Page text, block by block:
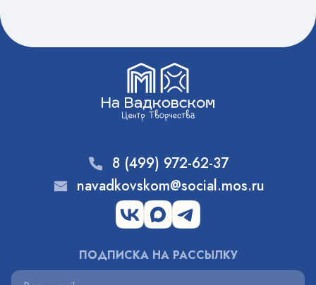
8 (499) 972-62-37
navadkovskom@social.mos.ru
ПОДПИСКА НА РАССЫЛКУ